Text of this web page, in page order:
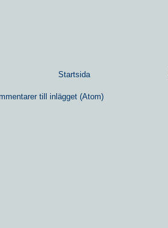
Startsida
till inlägget (Atom)